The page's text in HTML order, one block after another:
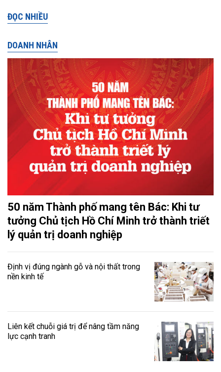
ĐỌC NHIỀU
DOANH NHÂN
50 năm Thành phố mang tên Bác: Khi tư
tưởng Chủ tịch Hồ Chí Minh trở thành triết
lý quản trị doanh nghiệp
Định vị đúng ngành gỗ và nội thất trong
nền kinh tế
Liên kết chuỗi giá trị để nâng tầm năng
lực cạnh tranh